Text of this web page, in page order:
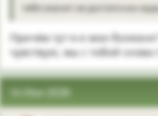
тебя значит не достаточно
Причём тут я и мои
чувствую, мы с тобой
14 Июн 2026